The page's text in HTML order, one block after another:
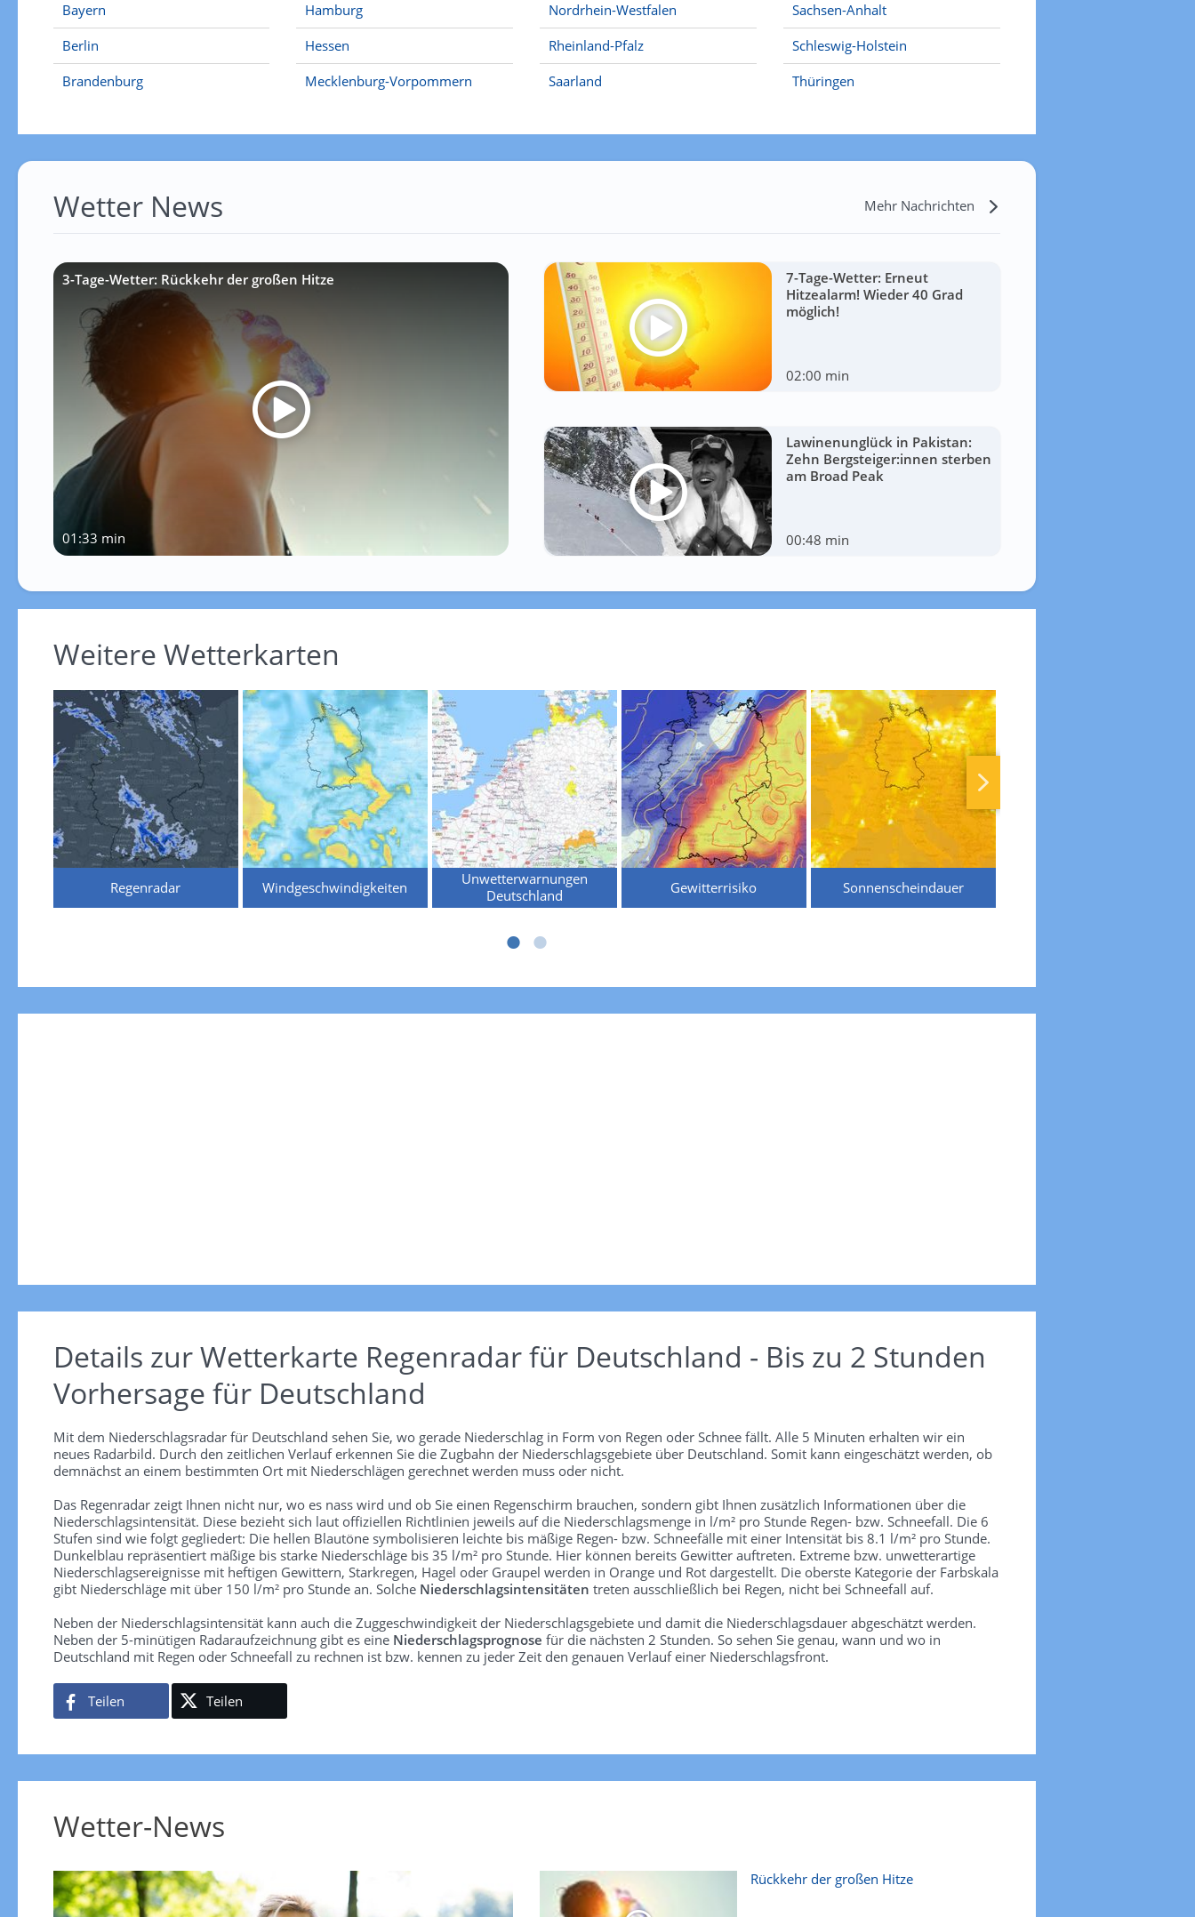
Bayern
Berlin
Brandenburg
Hamburg
Hessen
Mecklenburg-Vorpommern
Nordrhein-Westfalen
Rheinland-Pfalz
Saarland
Sachsen-Anhalt
Schleswig-Holstein
Thüringen
Wetter News Mehr Nachrichten
3-Tage-Wetter: Rückkehr der großen Hitze
01:33 min
7-Tage-Wetter: Erneut
Hitzealarm! Wieder 40 Grad
möglich!
02:00 min
Lawinenunglück in Pakistan:
Zehn Bergsteiger:innen sterben
am Broad Peak
00:48 min
Weitere Wetterkarten
Regenradar Windgeschwindigkeiten
Unwetterwarnungen
Deutschland
Gewitterrisiko Sonnenscheindauer
Details zur Wetterkarte Regenradar für Deutschland - Bis zu 2 Stunden
Vorhersage für Deutschland
Mit dem Niederschlagsradar für Deutschland sehen Sie, wo gerade Niederschlag in Form von Regen oder Schnee fällt. Alle 5 Minuten erhalten wir ein
neues Radarbild. Durch den zeitlichen Verlauf erkennen Sie die Zugbahn der Niederschlagsgebiete über Deutschland. Somit kann eingeschätzt werden, ob
demnächst an einem bestimmten Ort mit Niederschlägen gerechnet werden muss oder nicht.
Das Regenradar zeigt Ihnen nicht nur, wo es nass wird und ob Sie einen Regenschirm brauchen, sondern gibt Ihnen zusätzlich Informationen über die
Niederschlagsintensität. Diese bezieht sich laut offiziellen Richtlinien jeweils auf die Niederschlagsmenge in l/m² pro Stunde Regen- bzw. Schneefall. Die 6
Stufen sind wie folgt gegliedert: Die hellen Blautöne symbolisieren leichte bis mäßige Regen- bzw. Schneefälle mit einer Intensität bis 8.1 l/m² pro Stunde.
Dunkelblau repräsentiert mäßige bis starke Niederschläge bis 35 l/m² pro Stunde. Hier können bereits Gewitter auftreten. Extreme bzw. unwetterartige
Niederschlagsereignisse mit heftigen Gewittern, Starkregen, Hagel oder Graupel werden in Orange und Rot dargestellt. Die oberste Kategorie der Farbskala
gibt Niederschläge mit über 150 l/m² pro Stunde an. Solche Niederschlagsintensitäten treten ausschließlich bei Regen, nicht bei Schneefall auf.
Neben der Niederschlagsintensität kann auch die Zuggeschwindigkeit der Niederschlagsgebiete und damit die Niederschlagsdauer abgeschätzt werden.
Neben der 5-minütigen Radaraufzeichnung gibt es eine Niederschlagsprognose für die nächsten 2 Stunden. So sehen Sie genau, wann und wo in
Deutschland mit Regen oder Schneefall zu rechnen ist bzw. kennen zu jeder Zeit den genauen Verlauf einer Niederschlagsfront.
Teilen Teilen
Wetter-News
Rückkehr der großen Hitze